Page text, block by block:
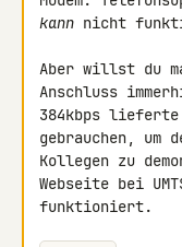
kann nicht
Aber willst du
Anschluss
384kbps
gebrauchen, um
Kollegen zu
Webseite bei
funktioniert.